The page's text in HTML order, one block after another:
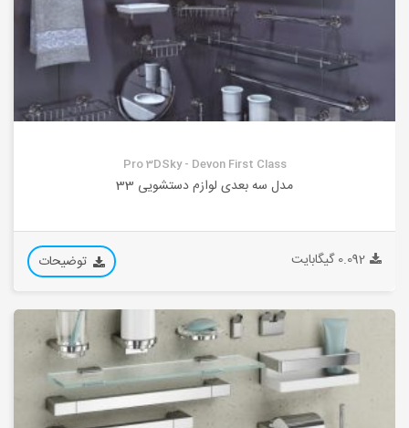
Pro 3DSky - Devon First Class
مدل سه بعدی لوازم دستشویی 33
0.092 گیگابایت توضیحات